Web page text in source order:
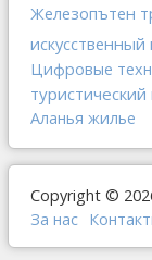
Железопътен
искусственный
Цифровые
туристический
Аланья жилье
Copyright ©
За нас